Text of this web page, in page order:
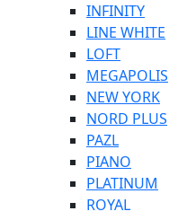
INFINITY
LINE WHITE
LOFT
MEGAPOLIS
NEW YORK
NORD PLUS
PAZL
PIANO
PLATINUM
ROYAL